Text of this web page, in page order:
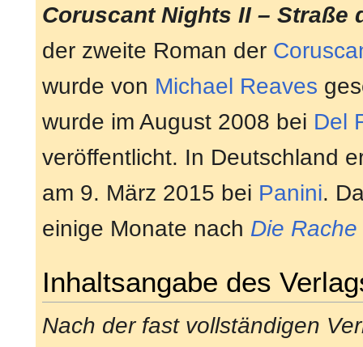
Coruscant Nights II – Straße
der zweite Roman der
wurde von Michael Reaves
wurde im August 2008 bei Del
veröffentlicht. In Deutschland
am 9. März 2015 bei Panini.
einige Monate nach Die
Inhaltsangabe des
Nach der fast vollständigen